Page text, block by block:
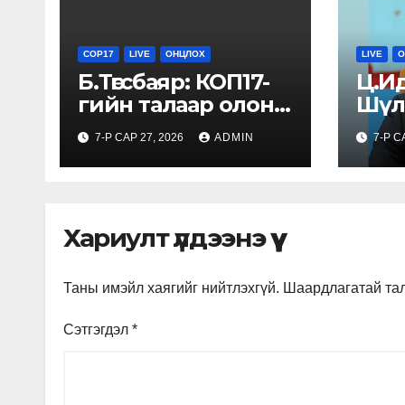
COP17 LIVE ОНЦЛОХ
Б.Төгсбаяр: КОП17-
гийн талаар олон
нийтэд зөв
мэдээлэл өгч,
түгээх хэрэгтэй
7-Р САР 27, 2026 ADMIN
LIVE
7-Р
Хариулт үлдээнэ үү
Таны имэйл хаягийг нийтлэхгүй. Шаардлагатай
Сэтгэгдэл *